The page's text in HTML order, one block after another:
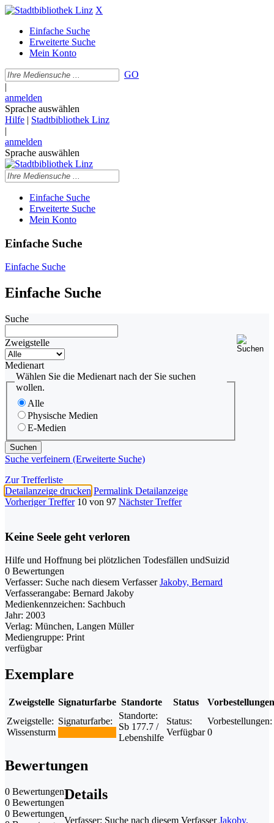
X
Einfache Suche
Erweiterte Suche
Mein Konto
GO
|
anmelden
Sprache auswählen
Hilfe | Stadtbibliothek Linz
|
anmelden
Sprache auswählen
Einfache Suche
Erweiterte Suche
Mein Konto
Einfache Suche
Einfache Suche
Einfache Suche
Suche
Zweigstelle
Medienart
Wählen Sie die Medienart nach der Sie suchen
wollen.
Alle
Physische Medien
E-Medien
Suche verfeinern (Erweiterte Suche)
Zur Trefferliste
Detailanzeige drucken Permalink Detailanzeige
Vorheriger Treffer 10 von 97 Nächster Treffer
Keine Seele geht verloren
Hilfe und Hoffnung bei plötzlichen Todesfällen undSuizid
0 Bewertungen
Verfasser: Suche nach diesem Verfasser Jakoby, Bernard
Verfasserangabe: Bernard Jakoby
Medienkennzeichen: Sachbuch
Jahr: 2003
Verlag: München, Langen Müller
Mediengruppe: Print
verfügbar
Exemplare
Zweigstelle Signaturfarbe Standorte Status
Vorbestellungen
Zweigstelle:
Wissensturm
Signaturfarbe:
Standorte:
Sb 177.7 /
Lebenshilfe
Status:
Verfügbar
Vorbestellungen:
0
Bewertungen
0 Bewertungen
0 Bewertungen
0 Bewertungen
Details
Verfasser: Suche nach diesem Verfasser Jakoby,